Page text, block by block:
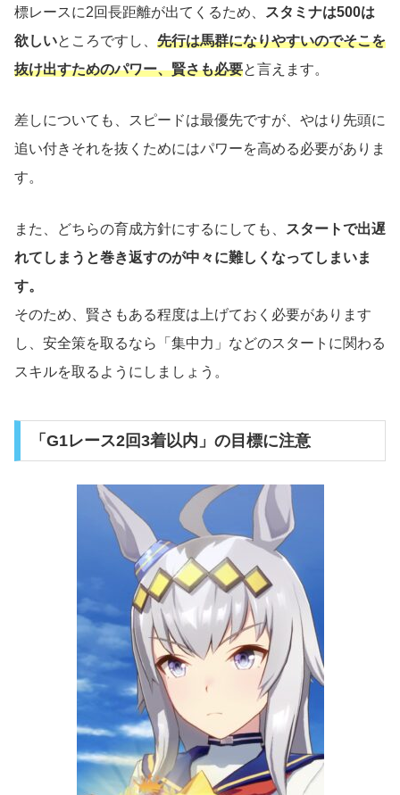
標レースに2回長距離が出てくるため、
スタミナは500は
欲しいところですし、 先行は馬群になりやすいのでそこを
抜け出すためのパワー、賢さも必要と言えます。
差しについても、スピードは最優先ですが、やはり先頭に
追い付きそれを抜くためにはパワーを高める必要がありま
す。
また、どちらの育成方針にするにしても、
スタートで出遅
れてしまうと巻き返すのが中々に難しくなってしまいま
す。
そのため、賢さもある程度は上げておく必要があります
し、安全策を取るなら「集中力」などのスタートに関わる
スキルを取るようにしましょう。
「G1レース2回3着以内」の目標に注意